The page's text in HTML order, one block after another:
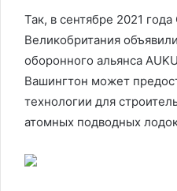
Так, в сентябре 2021
Великобритания
оборонного альянса
Вашингтон может
технологии для
атомных подводных